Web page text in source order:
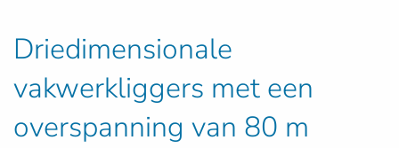
Driedimensionale
vakwerkliggers met een
overspanning van 80 m